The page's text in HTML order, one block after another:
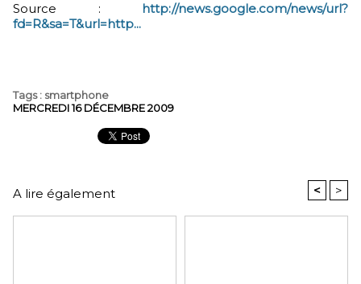
Source : http://news.google.com/news/url?
fd=R&sa=T&url=http...
Tags: smartphone
MERCREDI 16 DÉCEMBRE 2009
A lire également < >